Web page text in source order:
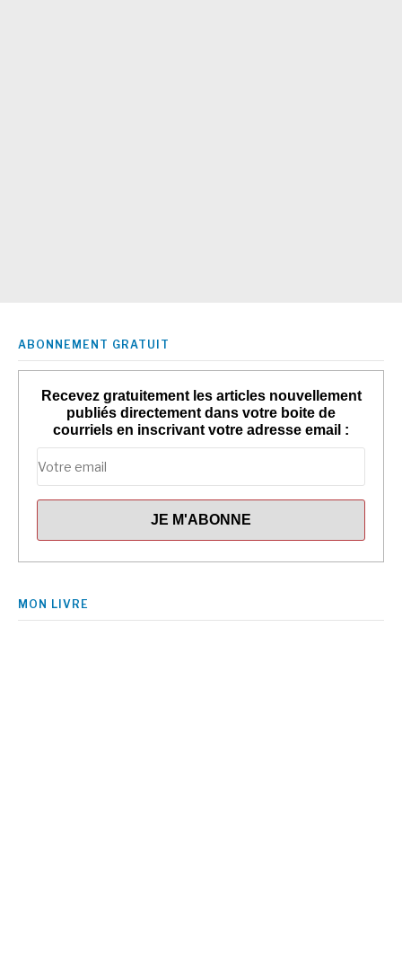
ABONNEMENT GRATUIT
Recevez gratuitement les articles nouvellement
publiés directement dans votre boite de
courriels en inscrivant votre adresse email :
MON LIVRE